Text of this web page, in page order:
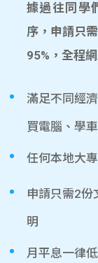
據過往同學
序，申請只
95%，全程
滿足不同經
買電腦、學
任何本地大
申請只需2份
明
月平息一律